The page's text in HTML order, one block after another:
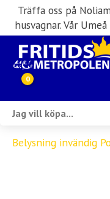
Träffa oss på
husvagnar. Vår
0
Belysning invändig